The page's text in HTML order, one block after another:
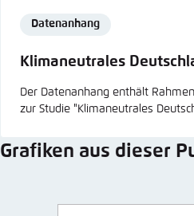
Datenanhang
Klimaneutrales
Der Datenanhang enthält
zur Studie "Klimaneutrales
Grafiken aus dieser